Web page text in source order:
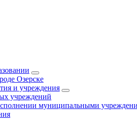
Озерске
и учреждения
учреждений
муниципальными